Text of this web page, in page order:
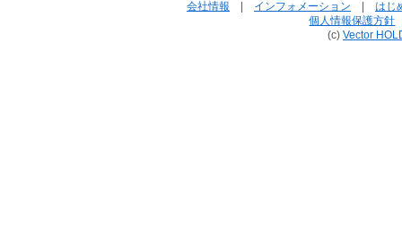
会社情報 | インフォメーション | はじ
個人情報保護方針
(c) Vector